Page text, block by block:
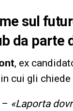
sul
da parte
, ex
in cui gli
– «Laporta